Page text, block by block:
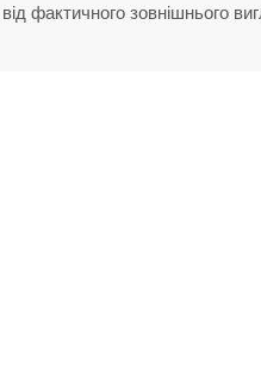
фактичного зовнішнього